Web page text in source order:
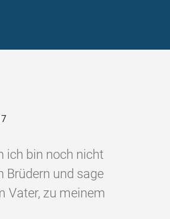
ich bin noch nicht
Brüdern und sage
Vater, zu meinem